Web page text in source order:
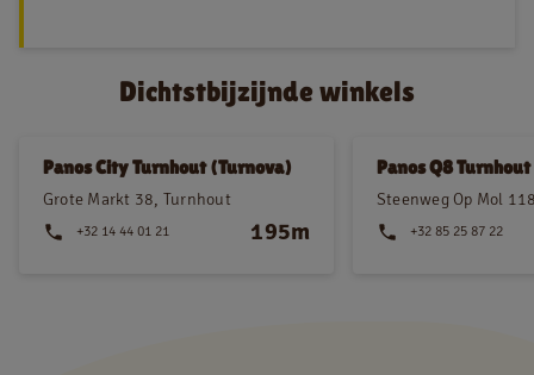
Dichtstbijzijnde winkels
Panos City Turnhout (Turnova)
Grote Markt 38, Turnhout
+32 14 44 01 21 195m
Panos Q8 Turnhout
Steenweg Op Mol
+32 85 25 87 22